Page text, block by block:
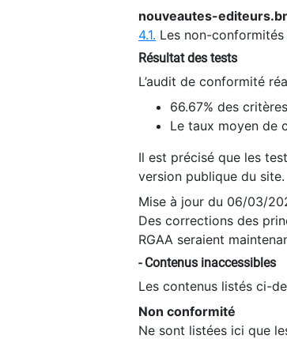
nouveautes-
4.1. Les non-
Résultat des tests
L’audit de conformité
66.67% des
Le taux moyen de
Il est précisé que les
version publique du site.
Mise à jour du 06/03/
Des corrections des
RGAA seraient
- Contenus inaccessibles
Les contenus listés ci-
Non conformité
Ne sont listées ici que